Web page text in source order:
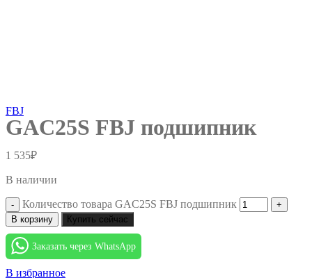
FBJ
GAC25S FBJ подшипник
1 535₽
В наличии
Количество товара GAC25S FBJ подшипник
В корзину Купить сейчас
Заказать через WhatsApp
В избранное